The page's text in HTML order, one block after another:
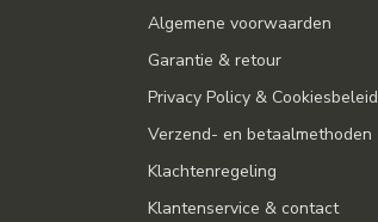
Algemene voorwaarden
Garantie & retour
Privacy Policy & Cookiesbeleid
Verzend- en betaalmethoden
Klachtenregeling
Klantenservice & contact